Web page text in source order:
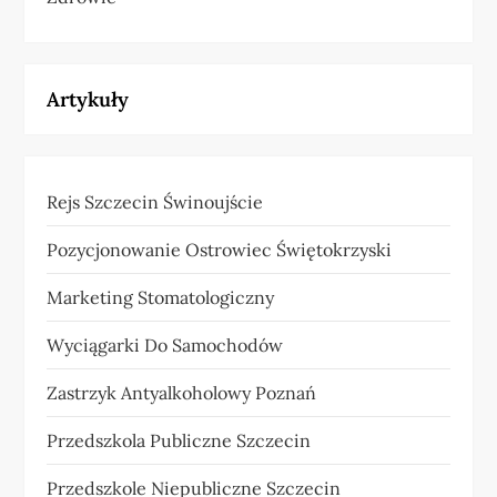
Artykuły
Rejs Szczecin Świnoujście
Pozycjonowanie Ostrowiec Świętokrzyski
Marketing Stomatologiczny
Wyciągarki Do Samochodów
Zastrzyk Antyalkoholowy Poznań
Przedszkola Publiczne Szczecin
Przedszkole Niepubliczne Szczecin